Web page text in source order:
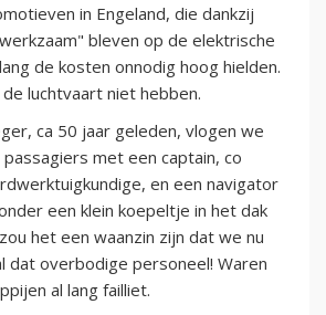
in Engeland, die dankzij
bleven op de elektrische
de kosten onnodig hoog hielden.
luchtvaart niet hebben.
ca 50 jaar geleden, vlogen we
met een captain, co
en een navigator
een klein koepeltje in het dak
het een waanzin zijn dat we nu
dat overbodige personeel! Waren
al lang failliet.